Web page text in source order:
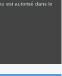
est autorisé dans le